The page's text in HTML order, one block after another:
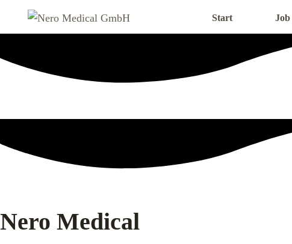
Start Job
Nero Medical